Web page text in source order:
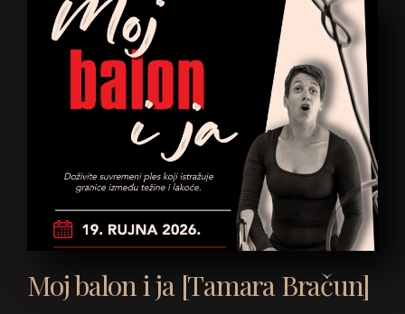
Moj balon i ja [Tamara Bračun]